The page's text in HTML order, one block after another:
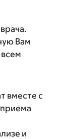
Вам
вместе с
и